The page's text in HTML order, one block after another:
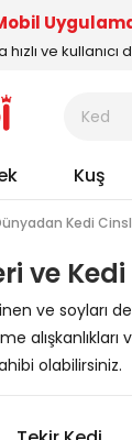
ve kullanıcı
Kuş
Kedi
ve Kedi
ve soyları
olabilirsiniz.